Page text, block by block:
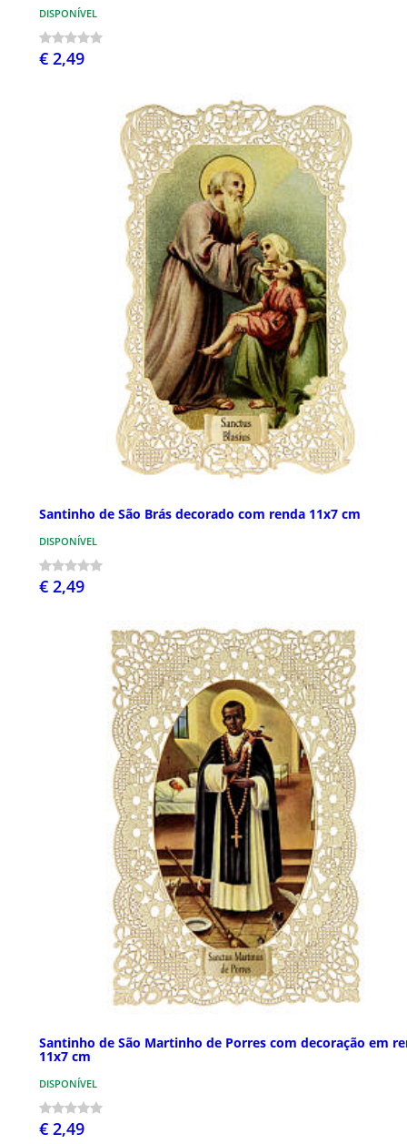
DISPONÍVEL
€ 2,49
Santinho de São Brás decorado com renda 11x7 cm
DISPONÍVEL
€ 2,49
Santinho de São Martinho de Porres com decoração em
11x7 cm
DISPONÍVEL
€ 2,49